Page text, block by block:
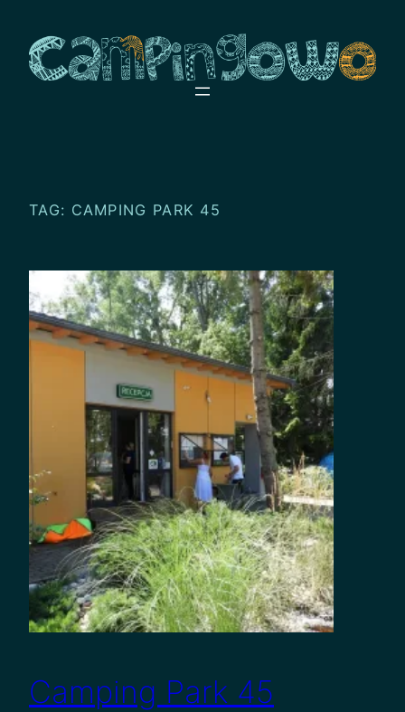
treści
TAG: CAMPING PARK 45
Camping Park 45